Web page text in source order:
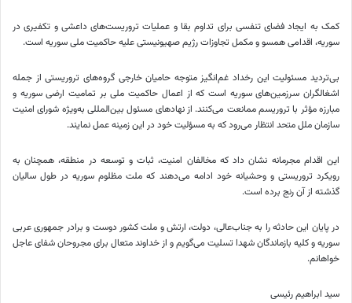
کمک به ایجاد فضای تنفسی برای تداوم بقا و عملیات تروریست‌های داعشی و تکفیری در
سوریه، اقدامی همسو و مکمل تجاوزات رژیم صهیونیستی علیه حاکمیت ملی سوریه است.
بی‌تردید مسئولیت این رخداد غم‌انگیز متوجه حامیان خارجی گروه‌های تروریستی از جمله
اشغالگران سرزمین‌های سوریه است که از اعمال حاکمیت ملی بر تمامیت ارضی سوریه و
مبارزه مؤثر با تروریسم ممانعت می‌کنند. از نهادهای مسئول بین‌المللی به‌ویژه شورای امنیت
سازمان ملل متحد انتظار می‌رود که به مسؤلیت خود در این زمینه عمل نمایند.
این اقدام مجرمانه نشان داد که مخالفان امنیت، ثبات و توسعه در منطقه، همچنان به
رویکرد تروریستی و وحشیانه خود ادامه می‌دهند که ملت مظلوم سوریه در طول سالیان
گذشته از آن رنج برده است.
در پایان این حادثه را به جناب‌عالی، دولت، ارتش و ملت کشور دوست و برادر جمهوری عربی
سوریه و کلیه بازماندگان شهدا تسلیت می‌گویم و از خداوند متعال برای مجروحان شفای عاجل
خواهانم.
سید ابراهیم رئیسی